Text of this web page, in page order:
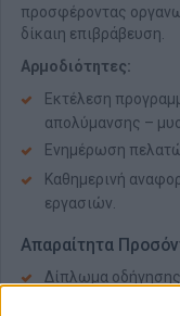
προσφέροντας
δίκαιη επιβράβευση.
Αρμοδιότητες:
Εκτέλεση
απολύμανσης –
Ενημέρωση
Καθημερινή
εργασιών.
Απαραίτητα
Δίπλωμα οδήγησης